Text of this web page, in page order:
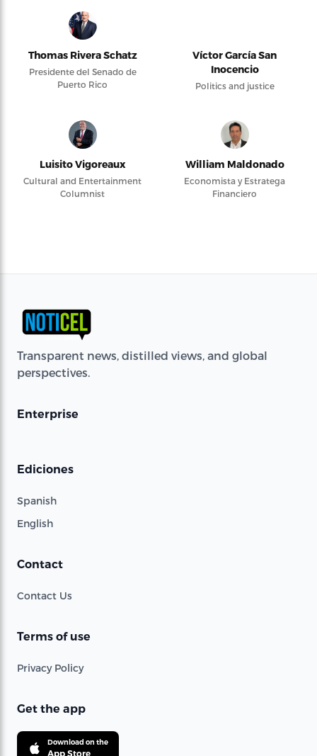
Thomas Rivera Schatz
Presidente del Senado de
Puerto Rico
Víctor García San
Inocencio
Politics and justice
Luisito Vigoreaux
Cultural and Entertainment
Columnist
William Maldonado
Economista y Estratega
Financiero
Transparent news, distilled views, and global
perspectives.
Enterprise
Ediciones
Spanish
English
Contact
Contact Us
Terms of use
Privacy Policy
Get the app
Download on the
App Store